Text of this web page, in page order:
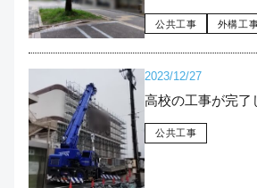
公共工事 外構工
2023/12/27
高校の工事が完了
公共工事